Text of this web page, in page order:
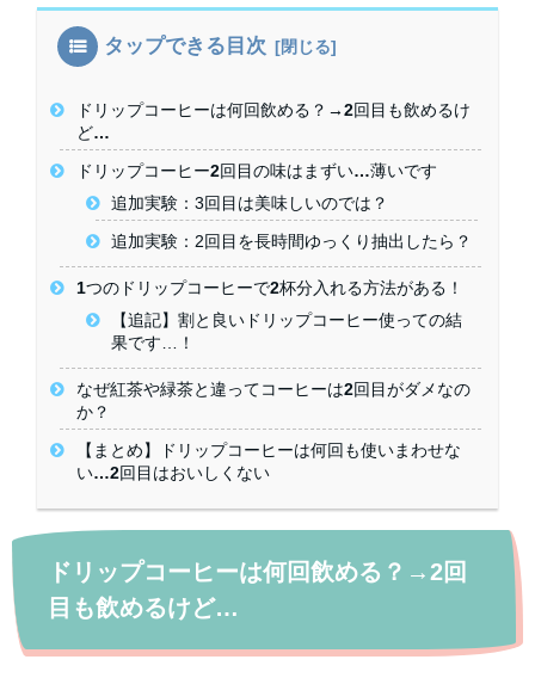
タップできる目次
ドリップコーヒーは何回飲める？→2回目も飲めるけ
ど…
ドリップコーヒー2回目の味はまずい…薄いです
追加実験：3回目は美味しいのでは？
追加実験：2回目を長時間ゆっくり抽出したら？
1つのドリップコーヒーで2杯分入れる方法がある！
【追記】割と良いドリップコーヒー使っての結
果です…！
なぜ紅茶や緑茶と違ってコーヒーは2回目がダメなの
か？
【まとめ】ドリップコーヒーは何回も使いまわせな
い…2回目はおいしくない
ドリップコーヒーは何回飲める？→2回
目も飲めるけど…